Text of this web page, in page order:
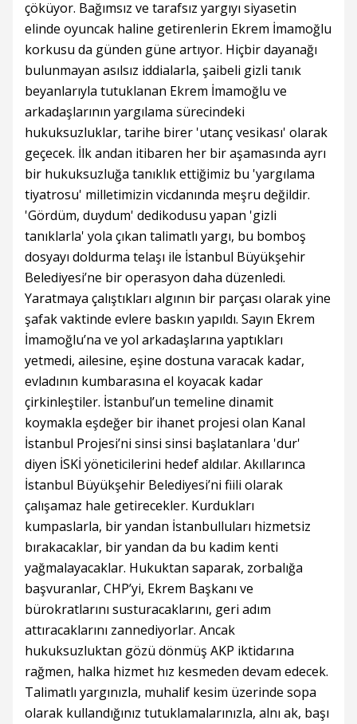
çöküyor. Bağımsız ve tarafsız yargıyı siyasetin
elinde oyuncak haline getirenlerin Ekrem İmamoğlu
korkusu da günden güne artıyor. Hiçbir dayanağı
bulunmayan asılsız iddialarla, şaibeli gizli tanık
beyanlarıyla tutuklanan Ekrem İmamoğlu ve
arkadaşlarının yargılama sürecindeki
hukuksuzluklar, tarihe birer 'utanç vesikası' olarak
geçecek. İlk andan itibaren her bir aşamasında ayrı
bir hukuksuzluğa tanıklık ettiğimiz bu 'yargılama
tiyatrosu' milletimizin vicdanında meşru değildir.
'Gördüm, duydum' dedikodusu yapan 'gizli
tanıklarla' yola çıkan talimatlı yargı, bu bomboş
dosyayı doldurma telaşı ile İstanbul Büyükşehir
Belediyesi’ne bir operasyon daha düzenledi.
Yaratmaya çalıştıkları algının bir parçası olarak yine
şafak vaktinde evlere baskın yapıldı. Sayın Ekrem
İmamoğlu’na ve yol arkadaşlarına yaptıkları
yetmedi, ailesine, eşine dostuna varacak kadar,
evladının kumbarasına el koyacak kadar
çirkinleştiler. İstanbul’un temeline dinamit
koymakla eşdeğer bir ihanet projesi olan Kanal
İstanbul Projesi’ni sinsi sinsi başlatanlara 'dur'
diyen İSKİ yöneticilerini hedef aldılar. Akıllarınca
İstanbul Büyükşehir Belediyesi’ni fiili olarak
çalışamaz hale getirecekler. Kurdukları
kumpaslarla, bir yandan İstanbulluları hizmetsiz
bırakacaklar, bir yandan da bu kadim kenti
yağmalayacaklar. Hukuktan saparak, zorbalığa
başvuranlar, CHP’yi, Ekrem Başkanı ve
bürokratlarını susturacaklarını, geri adım
attıracaklarını zannediyorlar. Ancak
hukuksuzluktan gözü dönmüş AKP iktidarına
rağmen, halka hizmet hız kesmeden devam edecek.
Talimatlı yargınızla, muhalif kesim üzerinde sopa
olarak kullandığınız tutuklamalarınızla, alnı ak, başı